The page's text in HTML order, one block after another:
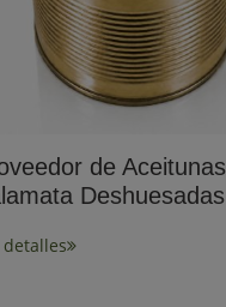
de Aceitunas
Deshuesadas
detalles